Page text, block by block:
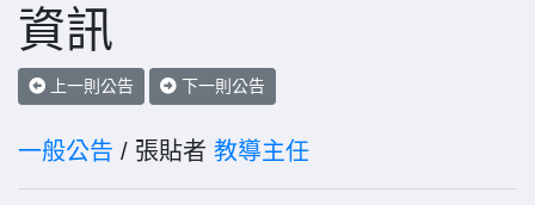
資訊
上一則公告 下一則公告
一般公告 / 張貼者 教導主任